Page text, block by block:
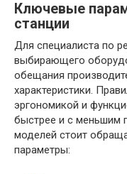
Ключевые
станции
Для специалиста по
выбирающего
обещания
характеристики.
эргономикой и
быстрее и с меньшим
моделей стоит
параметры: